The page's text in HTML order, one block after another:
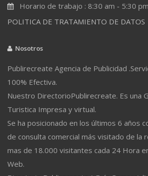
Horario de trabajo : 8:30 am - 5:30 pm
POLITICA DE TRATAMIENTO DE DATOS
Nosotros
Publirecreate Agencia de Publicidad
100% Efectiva.
Nuestro DirectorioPublirecreate. Es una
Turistica Impresa y virtual.
Se ha posicionado en los últimos 6 años
de consulta comercial más visitado de la
mas de 18.000 visitantes cada 24 Hora
Web.